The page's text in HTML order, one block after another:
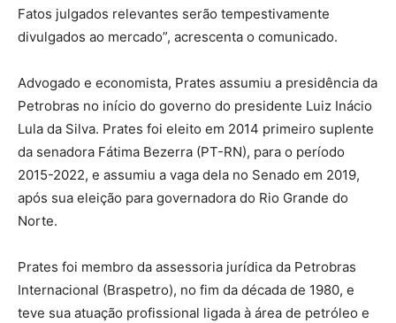
Fatos julgados relevantes serão tempestivamente
divulgados ao mercado”, acrescenta o comunicado.
Advogado e economista, Prates assumiu a presidência da
Petrobras no início do governo do presidente Luiz Inácio
Lula da Silva. Prates foi eleito em 2014 primeiro suplente
da senadora Fátima Bezerra (PT-RN), para o período
2015-2022, e assumiu a vaga dela no Senado em 2019,
após sua eleição para governadora do Rio Grande do
Norte.
Prates foi membro da assessoria jurídica da Petrobras
Internacional (Braspetro), no fim da década de 1980, e
teve sua atuação profissional ligada à área de petróleo e